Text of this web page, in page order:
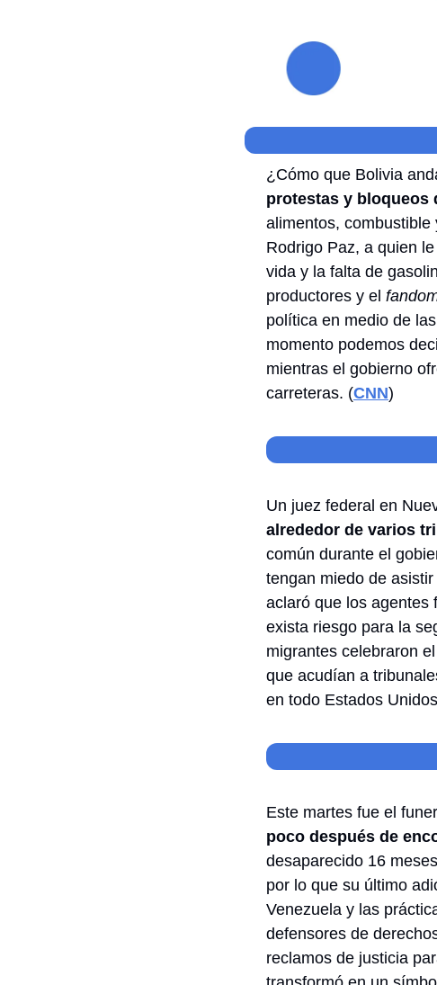
¿Cómo que Bolivia
protestas y bloqueos
alimentos,
Rodrigo Paz, a quien
vida y la falta de
productores y el
política en medio de
momento podemos
carreteras. (CNN)
Un juez federal en
alrededor de varios
común durante el
tengan miedo de
aclaró que los agentes
exista riesgo para la
migrantes celebraron
que acudían a
en todo Estados Unidos
Este martes fue el
poco después de
desaparecido 16
por lo que su último
Venezuela y las
defensores de
reclamos de justicia